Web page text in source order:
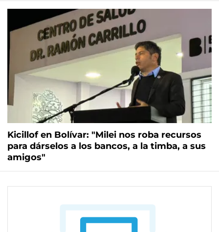
Kicillof en Bolívar: "Milei nos roba recursos
para dárselos a los bancos, a la timba, a sus
amigos"